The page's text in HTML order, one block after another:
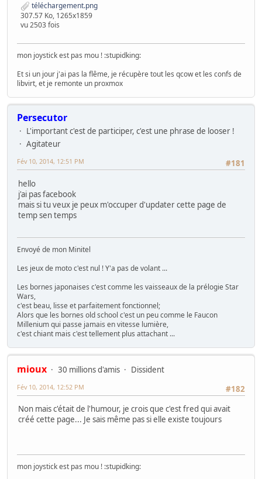
téléchargement.png
307.57 Ko, 1265x1859
vu 2503 fois
mon joystick est pas mou ! :stupidking:
Et si un jour j'ai pas la flême, je récupère tout les qcow et les confs de
libvirt, et je remonte un proxmox
Persecutor
L'important c'est de participer, c'est une phrase de looser !
Agitateur
#181
Fév 10, 2014, 12:51 PM
hello
j'ai pas facebook
mais si tu veux je peux m'occuper d'updater cette page de
temp sen temps
Envoyé de mon Minitel
Les jeux de moto c'est nul ! Y'a pas de volant ...
Les bornes japonaises c'est comme les vaisseaux de la prélogie Star
Wars,
c'est beau, lisse et parfaitement fonctionnel;
Alors que les bornes old school c'est un peu comme le Faucon
Millenium qui passe jamais en vitesse lumière,
c'est chiant mais c'est tellement plus attachant ...
mioux 30 millions d'amis
Dissident
#182
Fév 10, 2014, 12:52 PM
Non mais c'était de l'humour, je crois que c'est fred qui avait
créé cette page... Je sais même pas si elle existe toujours
mon joystick est pas mou ! :stupidking: